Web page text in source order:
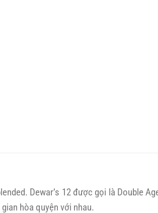
Dewar’s 12 được gọi là Double
hòa quyện với nhau.